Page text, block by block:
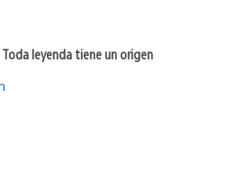
leyenda tiene un origen